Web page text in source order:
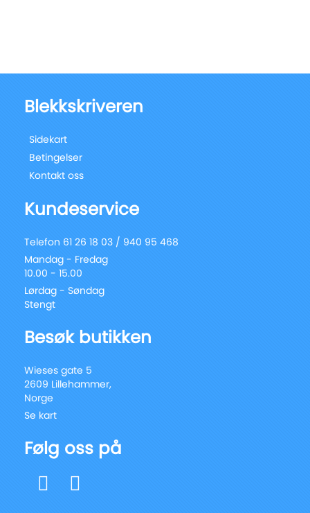
Blekkskriveren
Sidekart
Betingelser
Kontakt oss
Kundeservice
Telefon 61 26 18 03 / 940 95 468
Mandag - Fredag
10.00 - 15.00
Lørdag - Søndag
Stengt
Besøk butikken
Wieses gate 5
2609 Lillehammer,
Norge
Se kart
Følg oss på